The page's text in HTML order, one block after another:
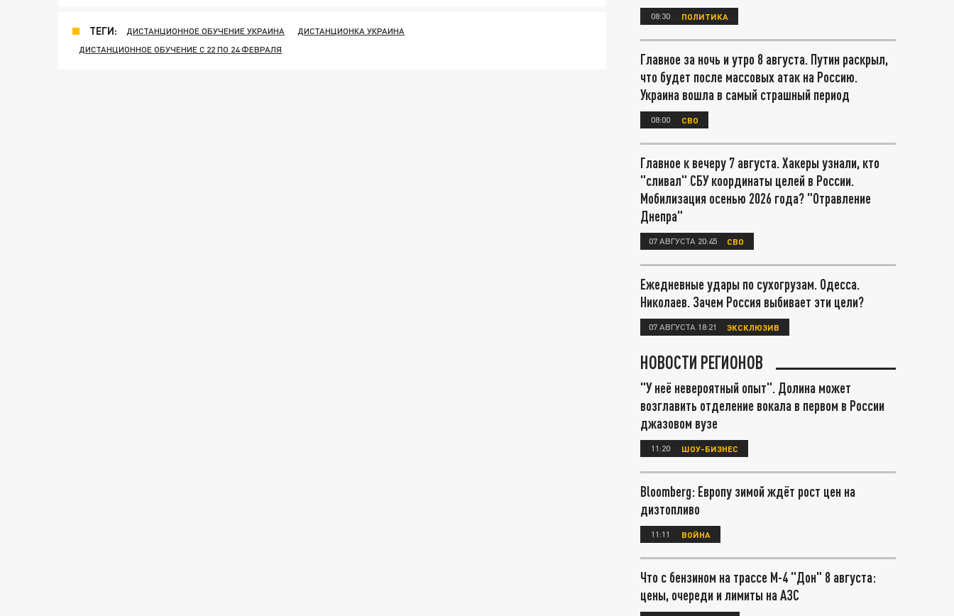
ТЕГИ: ДИСТАНЦИОННОЕ ОБУЧЕНИЕ УКРАИНА
ДИСТАНЦИОНКА УКРАИНА
ДИСТАНЦИОННОЕ ОБУЧЕНИЕ С 22 ПО 24 ФЕВРАЛЯ
08:30 ПОЛИТИКА
Главное за ночь и утро 8 августа. Путин раскрыл,
что будет после массовых атак на Россию.
Украина вошла в самый страшный период
08:00 СВО
Главное к вечеру 7 августа. Хакеры узнали, кто
"сливал" СБУ координаты целей в России.
Мобилизация осенью 2026 года? "Отравление
Днепра"
07 АВГУСТА 20:45 СВО
Ежедневные удары по сухогрузам. Одесса.
Николаев. Зачем Россия выбивает эти цели?
07 АВГУСТА 18:21 ЭКСКЛЮЗИВ
НОВОСТИ РЕГИОНОВ
"У неё невероятный опыт". Долина может
возглавить отделение вокала в первом в России
джазовом вузе
11:20 ШОУ-БИЗНЕС
Bloomberg: Европу зимой ждёт рост цен на
дизтопливо
11:11 ВОЙНА
Что с бензином на трассе М-4 "Дон" 8 августа:
цены, очереди и лимиты на АЗС